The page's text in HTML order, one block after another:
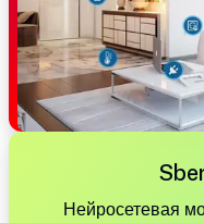
Нейросетевая